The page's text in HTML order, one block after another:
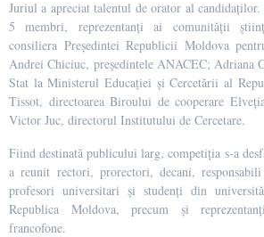
Juriul a apreciat talentul de orator al
5 membri, reprezentanți ai comunității
consiliera Președintei Republicii Moldova
Andrei Chiciuc, președintele ANACEC; Adriana
Stat la Ministerul Educației și Cercetării al
Tissot, directoarea Biroului de cooperare
Victor Juc, directorul Institutului de Cercetare.
Fiind destinată publicului larg, competiția s-a
a reunit rectori, prorectori, decani,
profesori universitari și studenți din
Republica Moldova, precum și
francofone.